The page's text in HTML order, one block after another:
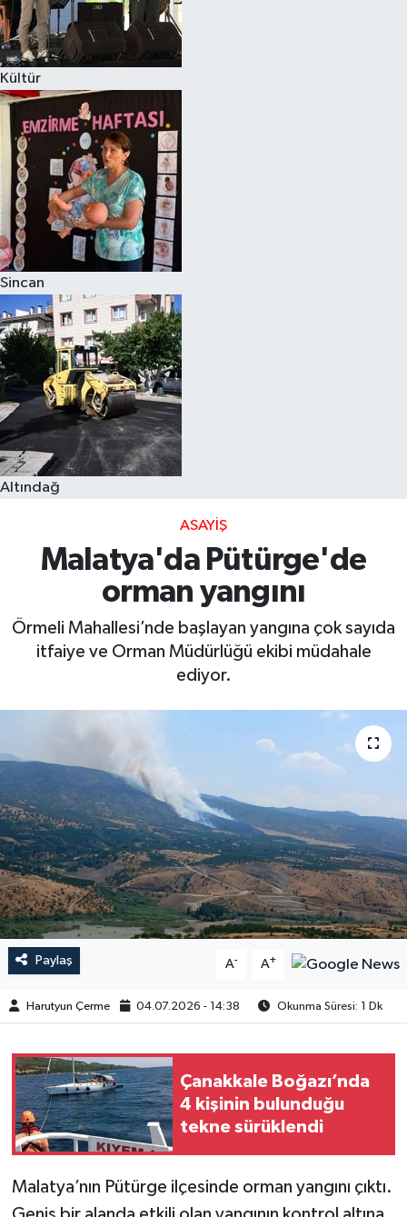
Kültür
Sincan
Altındağ
ASAYIŞ
Malatya'da Pütürge'de
orman yangını
Örmeli Mahallesi’nde başlayan yangına çok sayıda
itfaiye ve Orman Müdürlüğü ekibi müdahale
ediyor.
Paylaş A- A+
Harutyun Çerme 04.07.2026 - 14:38 Okunma Süresi: 1 Dk
Çanakkale Boğazı’nda
4 kişinin bulunduğu
tekne sürüklendi
Malatya’nın Pütürge ilçesinde orman yangını çıktı.